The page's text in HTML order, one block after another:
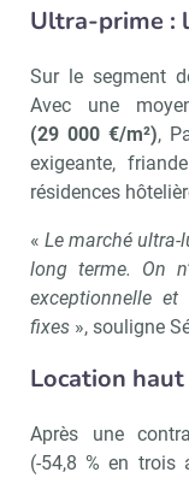
Ultra-prime :
Sur le segment
Avec une
(29 000 €/m²),
exigeante,
résidences
« Le marché ultra-
long terme. On
exceptionnelle
fixes », souligne
Location haut
Après une
(-54,8 % en trois